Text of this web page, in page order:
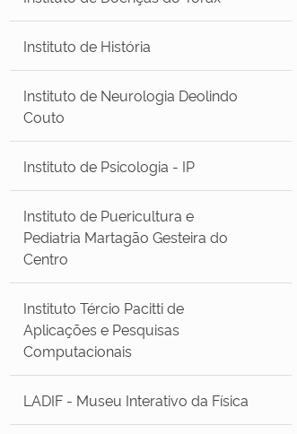
Instituto de História
Instituto de Neurologia Deolindo
Couto
Instituto de Psicologia - IP
Instituto de Puericultura e
Pediatria Martagão Gesteira do
Centro
Instituto Tércio Pacitti de
Aplicações e Pesquisas
Computacionais
LADIF - Museu Interativo da Física